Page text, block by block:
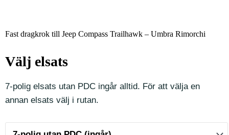
Fast dragkrok till Jeep Compass Trailhawk – Umbra Rimorchi
Välj elsats
7-polig elsats utan PDC ingår alltid. För att välja en
annan elsats välj i rutan.